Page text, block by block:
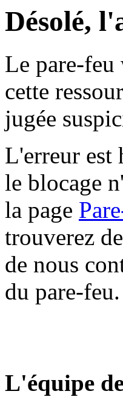
Désolé,
Le pare-feu
cette
jugée
L'erreur est
le blocage
la page
trouverez
de nous
du pare-feu.
L'équipe